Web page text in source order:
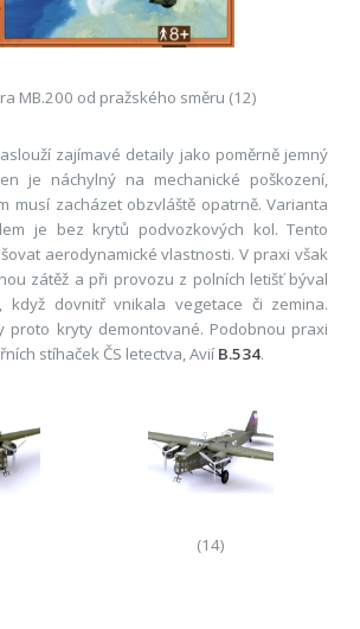
MB.200 od pražského směru (12)
zajímavé detaily jako poměrně jemný
je náchylný na mechanické poškození,
musí zacházet obzvláště opatrně. Varianta
je bez krytů podvozkových kol. Tento
aerodynamické vlastnosti. V praxi však
zátěž a při provozu z polních letišť býval
když dovnitř vnikala vegetace či zemina.
proto kryty demontované. Podobnou praxi
stíhaček ČS letectva, Avií B.534.
(14)